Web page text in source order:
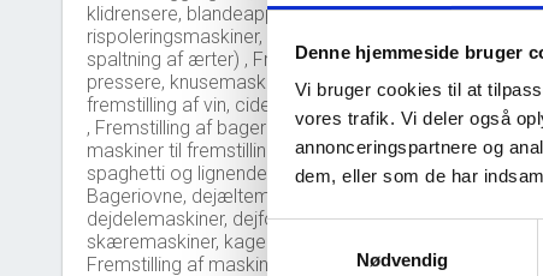
Denne hjemmeside bruger
Vi bruger cookies til at
vores trafik. Vi deler også
annonceringspartnere og
dem, eller som de har
Nødvendig
klidrensere, blandeapparater,
rispoleringsmaskiner, maskiner til
spaltning af ærter) , Fremstilling af
pressere, knusemaskiner mv. til
fremstilling af vin, cider, frugtsaft mv.
, Fremstilling af bagerimaskiner og
maskiner til fremstilling af makaroni,
spaghetti og lignende produkter: ,
Bageriovne, dejæltemaskiner,
dejdelemaskiner, dejformemaskiner,
skæremaskiner, kagemaskiner mv. ,
Fremstilling af maskiner og udstyr til
30